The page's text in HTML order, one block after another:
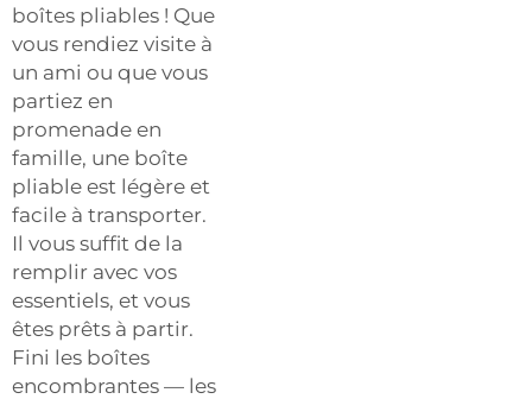
boîtes pliables ! Que
vous rendiez visite à
un ami ou que vous
partiez en
promenade en
famille, une boîte
pliable est légère et
facile à transporter.
Il vous suffit de la
remplir avec vos
essentiels, et vous
êtes prêts à partir.
Fini les boîtes
encombrantes — les